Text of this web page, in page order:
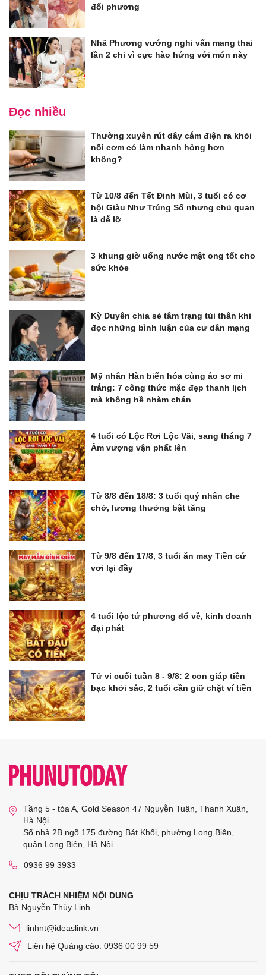
đối phương
Nhã Phương vướng nghi vấn mang thai
lần 2 chỉ vì cực hào hứng với món này
Đọc nhiều
Thường xuyên rút dây cắm điện ra khỏi
nồi cơm có làm nhanh hỏng hơn
không?
Từ 10/8 đến Tết Đinh Mùi, 3 tuổi có cơ
hội Giàu Như Trúng Số nhưng chủ quan
là dễ lỡ
3 khung giờ uống nước mật ong tốt cho
sức khỏe
Kỳ Duyên chia sẻ tâm trạng tủi thân khi
đọc những bình luận của cư dân mạng
Mỹ nhân Hàn biến hóa cùng áo sơ mi
trắng: 7 công thức mặc đẹp thanh lịch
mà không hề nhàm chán
4 tuổi có Lộc Rơi Lộc Vãi, sang tháng 7
Âm vượng vận phất lên
Từ 8/8 đến 18/8: 3 tuổi quý nhân che
chở, lương thưởng bật tăng
Từ 9/8 đến 17/8, 3 tuổi ăn may Tiền cứ
vơi lại đầy
4 tuổi lộc tứ phương đổ về, kinh doanh
đại phát
Tử vi cuối tuần 8 - 9/8: 2 con giáp tiền
bạc khởi sắc, 2 tuổi cần giữ chặt ví tiền
Tầng 5 - tòa A, Gold Season 47 Nguyễn Tuân, Thanh Xuân,
Hà Nội
Số nhà 2B ngõ 175 đường Bát Khối, phường Long Biên,
quận Long Biên, Hà Nội
0936 99 3933
CHỊU TRÁCH NHIỆM NỘI DUNG
Bà Nguyễn Thùy Linh
linhnt@ideaslink.vn
Liên hệ Quảng cáo: 0936 00 99 59